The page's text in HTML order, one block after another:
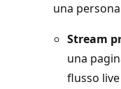
una
Stream
una
flusso